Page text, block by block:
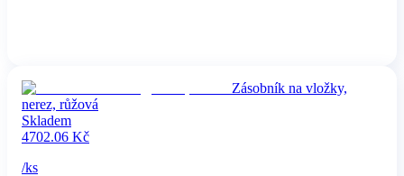
Zásobník na vložky,
nerez, růžová
Skladem
4702.06 Kč
/ks